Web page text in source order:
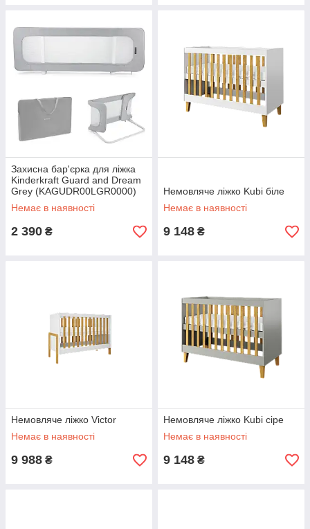
Захисна бар'єрка для ліжка
Kinderkraft Guard and Dream
Grey (KAGUDR00LGR0000)
Немає в наявності
2 390 ₴
Немовляче ліжко Kubi біле
Немає в наявності
9 148 ₴
Немовляче ліжко Victor
Немає в наявності
9 988 ₴
Немовляче ліжко Kubi сіре
Немає в наявності
9 148 ₴